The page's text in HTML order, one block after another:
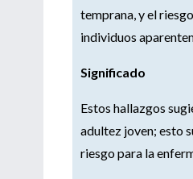
temprana, y el
individuos
Significado
Estos hallazgos
adultez joven; esto
riesgo para la